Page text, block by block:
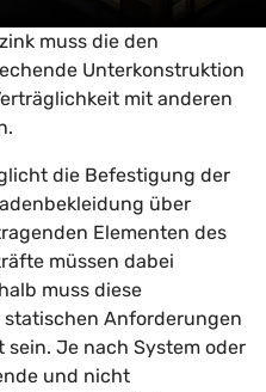
muss die den
Unterkonstruktion
mit anderen
die Befestigung der
über
Elementen des
müssen dabei
muss diese
Anforderungen
Je nach System oder
und nicht